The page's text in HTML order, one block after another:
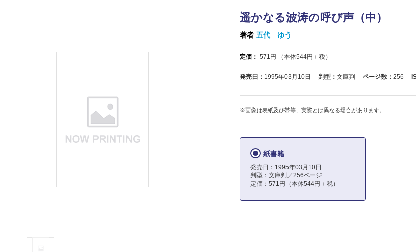
遥かなる波涛の呼び声（中）
著者 五代 ゆう
定価： 571 円 （本体544円＋税）
発売日： 1995年03月10日 判型： 文庫判 ページ数： 256
※画像は表紙及び帯等、実際とは異なる場合があります。
紙書籍
発売日：1995年03月10日
判型：文庫判／256ページ
定価：571円（本体544円＋税）